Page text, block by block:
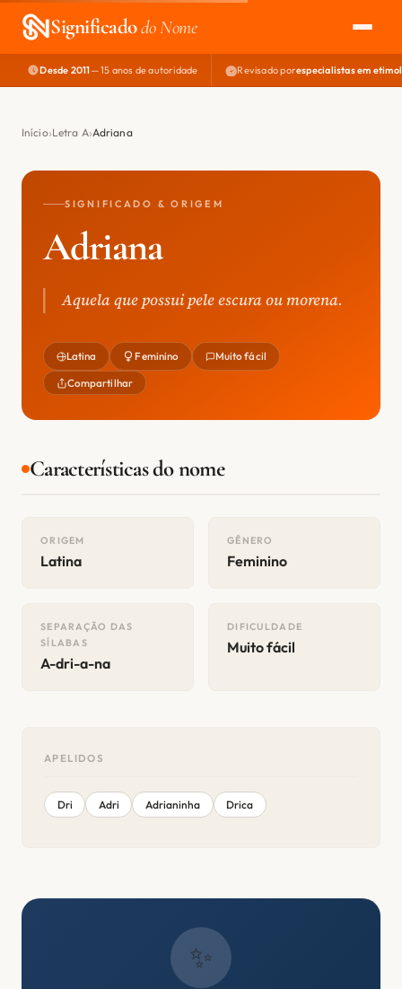
Significadodo Nome
EXPLORAR
NOME PERFEITO
Desde 2011— 15 anos de autoridade Revisado porespecialistas em
Início Letra A Adriana
SIGNIFICADO & ORIGEM
Adriana
Aquela que possui pele escura ou morena.
Latina Feminino Muito fácil
Compartilhar
Características do nome
ORIGEM
Latina
GÊNERO
Feminino
SEPARAÇÃO DAS
SÍLABAS
A-dri-a-na
DIFICULDADE
Muito fácil
APELIDOS
Dri Adri Adrianinha Drica
✨